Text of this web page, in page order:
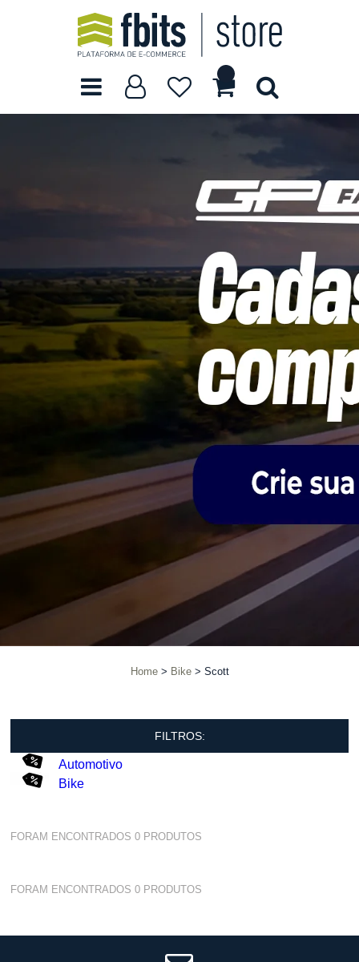
Home Bike Scott
FILTROS:
Automotivo
Bike
FORAM ENCONTRADOS0 PRODUTOS
FORAM ENCONTRADOS0 PRODUTOS